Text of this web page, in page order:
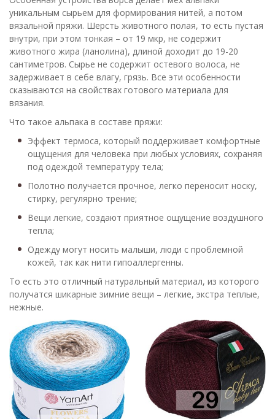
уникальным сырьем для формирования нитей, а потом
вязальной пряжи. Шерсть животного полая, то есть пустая
внутри, при этом тонкая – от 19 мкр, не содержит
животного жира (ланолина), длиной доходит до 19-20
сантиметров. Сырье не содержит остевого волоса, не
задерживает в себе влагу, грязь. Все эти особенности
сказываются на свойствах готового материала для
вязания.
Что такое альпака в составе пряжи:
Эффект термоса, который поддерживает комфортные
ощущения для человека при любых условиях, сохраняя
под одеждой температуру тела;
Полотно получается прочное, легко переносит носку,
стирку, регулярно трение;
Вещи легкие, создают приятное ощущение воздушного
тепла;
Одежду могут носить малыши, люди с проблемной
кожей, так как нити гипоаллергенны.
То есть это отличный натуральный материал, из которого
получатся шикарные зимние вещи – легкие, экстра теплые,
нежные.